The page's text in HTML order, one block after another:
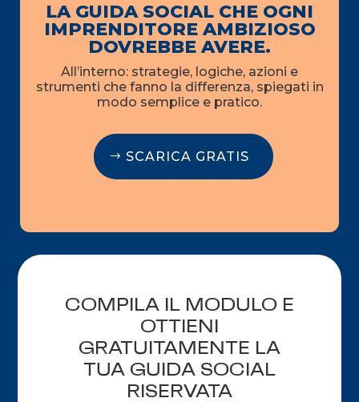
LA GUIDA SOCIAL CHE OGNI
IMPRENDITORE AMBIZIOSO
DOVREBBE AVERE.
All’interno: strategie, logiche, azioni e
strumenti che fanno la differenza, spiegati in
modo semplice e pratico.
SCARICA GRATIS
COMPILA IL MODULO E
OTTIENI
GRATUITAMENTE LA
TUA GUIDA SOCIAL
RISERVATA